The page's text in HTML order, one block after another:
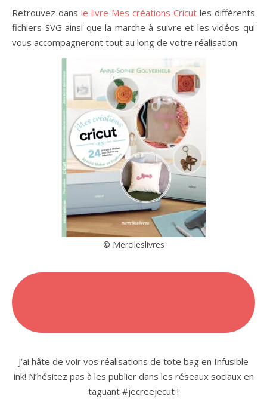
Retrouvez dans le livre Mes créations Cricut les différents
fichiers SVG ainsi que la marche à suivre et les vidéos qui
vous accompagneront tout au long de votre réalisation.
© Mercileslivres
J’ai hâte de voir vos réalisations de tote bag en Infusible
ink! N’hésitez pas à les publier dans les réseaux sociaux en
taguant #jecreejecut !